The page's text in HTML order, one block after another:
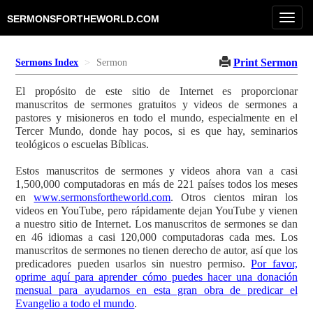
SERMONSFORTHEWORLD.COM
Sermons Index Sermon Print Sermon
El propósito de este sitio de Internet es proporcionar
manuscritos de sermones gratuitos y videos de sermones a
pastores y misioneros en todo el mundo, especialmente en el
Tercer Mundo, donde hay pocos, si es que hay, seminarios
teológicos o escuelas Bíblicas.
Estos manuscritos de sermones y videos ahora van a casi
1,500,000 computadoras en más de 221 países todos los meses
enwww.sermonsfortheworld.com. Otros cientos miran los
videos en YouTube, pero rápidamente dejan YouTube y vienen
a nuestro sitio de Internet. Los manuscritos de sermones se dan
en 46 idiomas a casi 120,000 computadoras cada mes. Los
manuscritos de sermones no tienen derecho de autor, así que los
predicadores pueden usarlos sin nuestro permiso.Por favor,
oprime aquí para aprender cómo puedes hacer una donación
mensual para ayudarnos en esta gran obra de predicar el
Evangelio a todo el mundo.